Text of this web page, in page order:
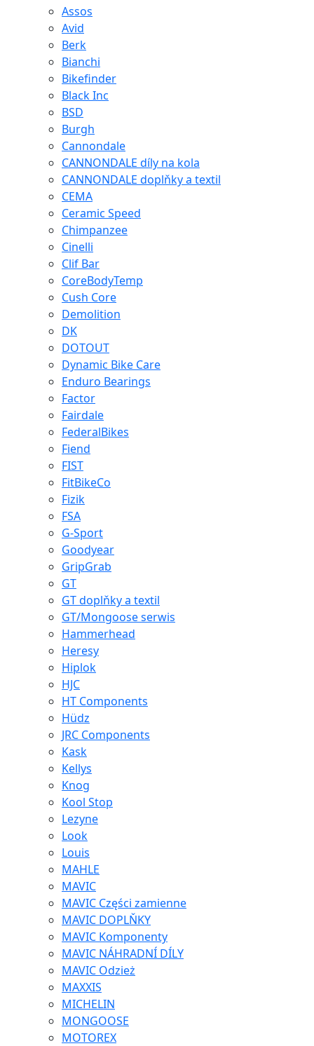
Assos
Avid
Berk
Bianchi
Bikefinder
Black Inc
BSD
Burgh
Cannondale
CANNONDALE díly na kola
CANNONDALE doplňky a textil
CEMA
Ceramic Speed
Chimpanzee
Cinelli
Clif Bar
CoreBodyTemp
Cush Core
Demolition
DK
DOTOUT
Dynamic Bike Care
Enduro Bearings
Factor
Fairdale
FederalBikes
Fiend
FIST
FitBikeCo
Fizik
FSA
G-Sport
Goodyear
GripGrab
GT
GT doplňky a textil
GT/Mongoose serwis
Hammerhead
Heresy
Hiplok
HJC
HT Components
Hüdz
JRC Components
Kask
Kellys
Knog
Kool Stop
Lezyne
Look
Louis
MAHLE
MAVIC
MAVIC Części zamienne
MAVIC DOPLŇKY
MAVIC Komponenty
MAVIC NÁHRADNÍ DÍLY
MAVIC Odzież
MAXXIS
MICHELIN
MONGOOSE
MOTOREX